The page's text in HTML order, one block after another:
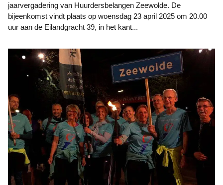
jaarvergadering van Huurdersbelangen Zeewolde. De
bijeenkomst vindt plaats op woensdag 23 april 2025 om 20.00
uur aan de Eilandgracht 39, in het kant...